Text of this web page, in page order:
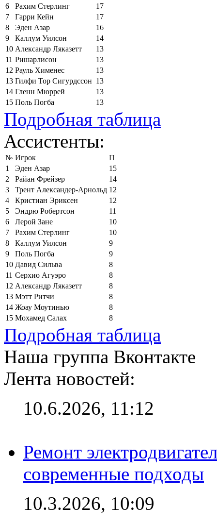
6
Рахим Стерлинг
17
7
Гарри Кейн
17
8
Эден Азар
16
9
Каллум Уилсон
14
10 Александр Ляказетт
13
11 Ришарлисон
13
12 Рауль Хименес
13
13 Гилфи Тор Сигурдссон 13
14 Гленн Мюррей
13
15 Поль Погба 13
Подробная таблица
Ассистенты:
№ Игрок
П
1
Эден Азар
15
2
Райан Фрейзер
14
3
Трент Александер-Арнольд 12
4
Кристиан Эриксен
12
5
Эндрю Робертсон
11
6
Лерой Зане
10
7
Рахим Стерлинг
10
8
Каллум Уилсон
9
9
Поль Погба
9
10 Давид Сильва
8
11 Серхио Агуэро
8
12 Александр Ляказетт
8
13 Мэтт Ритчи
8
14 Жоау Моутинью
8
15 Мохамед Салах 8
Подробная таблица
Наша группа Вконтакте
Лента новостей:
10.6.2026, 11:12
Ремонт
современные подходы
10.3.2026, 10:09